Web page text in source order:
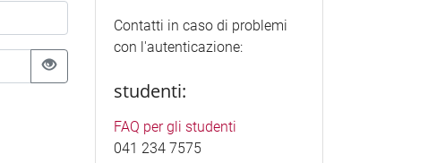
Contatti in caso di problemi
con l'autenticazione:
studenti:
FAQ per gli studenti
041 234 7575